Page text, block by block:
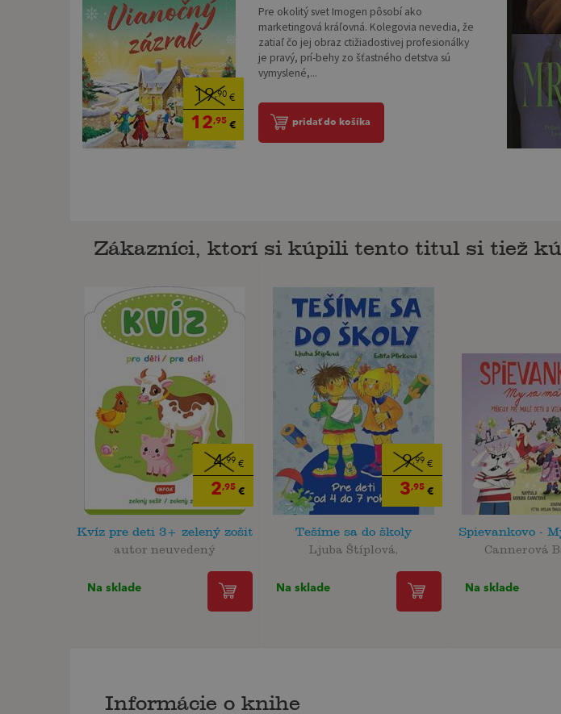
19,90€
12,95€
Pre okolitý svet Imogen pôsobí ako
marketingová kráľovná. Kolegovia nevedia, že
zatiaľ čo jej obraz ctižiadostivej profesionálky
je pravý, prí-behy zo šťastného detstva sú
vymyslené,...
pridať do košíka
Zákazníci, ktorí si kúpili tento titul si tiež
4,99 €
2,95 €
Kvíz pre deti 3+ zelený zošit
autor neuvedený
Na sklade
9,99 €
3,95 €
Tešíme sa do školy
Ljuba Štíplová,
Na sklade
Spievankovo -
Cannerová
Na sklade
Informácie o knihe